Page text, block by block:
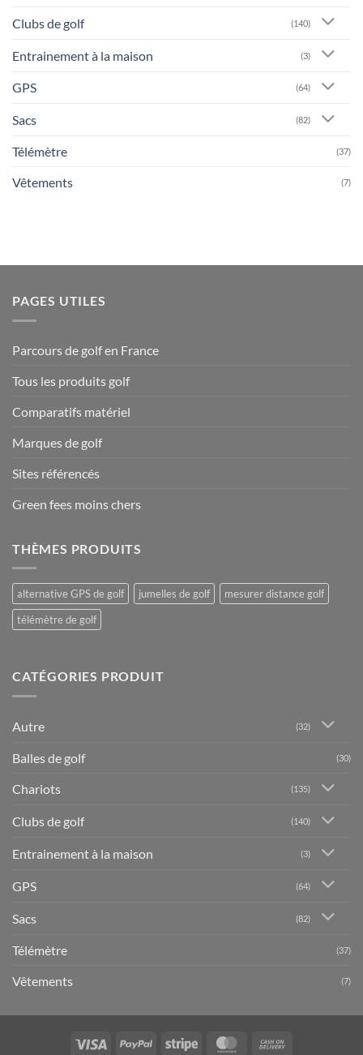
Clubs de golf (140)
Entrainement à la maison (3)
GPS (64)
Sacs (82)
Télémètre (37)
Vêtements (7)
PAGES UTILES
Parcours de golf en France
Tous les produits golf
Comparatifs matériel
Marques de golf
Sites référencés
Green fees moins chers
THÈMES PRODUITS
alternative GPS de golf jumelles de golf
mesurer distance golf
télémètre de golf
CATÉGORIES PRODUIT
Autre (32)
Balles de golf (30)
Chariots (135)
Clubs de golf (140)
Entrainement à la maison (3)
GPS (64)
Sacs (82)
Télémètre (37)
Vêtements (7)
Visa PayPal Stripe MasterCard